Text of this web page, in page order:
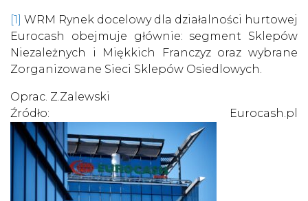
[1] WRM Rynek docelowy dla działalności hurtowej
Eurocash obejmuje głównie: segment Sklepów
Niezależnych i Miękkich Franczyz oraz wybrane
Zorganizowane Sieci Sklepów Osiedlowych.
‍Oprac. Z.Zalewski
Źródło: Eurocash.pl